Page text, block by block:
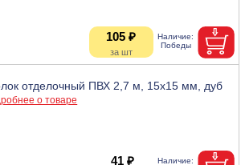
105 ₽
отделочный ПВХ 2,7 м, 15х15 мм, дуб
о товаре
41 ₽